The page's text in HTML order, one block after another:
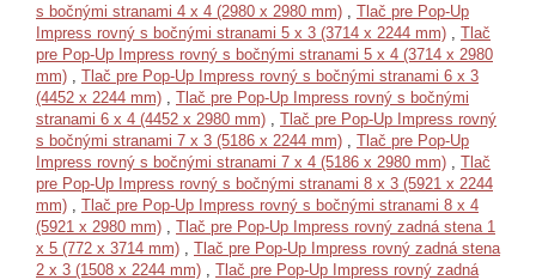
s bočnými stranami 4 x 4 (2980 x 2980 mm) , Tlač pre Pop-Up
Impress rovný s bočnými stranami 5 x 3 (3714 x 2244 mm) , Tlač
pre Pop-Up Impress rovný s bočnými stranami 5 x 4 (3714 x 2980
mm) , Tlač pre Pop-Up Impress rovný s bočnými stranami 6 x 3
(4452 x 2244 mm) , Tlač pre Pop-Up Impress rovný s bočnými
stranami 6 x 4 (4452 x 2980 mm) , Tlač pre Pop-Up Impress rovný
s bočnými stranami 7 x 3 (5186 x 2244 mm) , Tlač pre Pop-Up
Impress rovný s bočnými stranami 7 x 4 (5186 x 2980 mm) , Tlač
pre Pop-Up Impress rovný s bočnými stranami 8 x 3 (5921 x 2244
mm) , Tlač pre Pop-Up Impress rovný s bočnými stranami 8 x 4
(5921 x 2980 mm) , Tlač pre Pop-Up Impress rovný zadná stena 1
x 5 (772 x 3714 mm) , Tlač pre Pop-Up Impress rovný zadná stena
2 x 3 (1508 x 2244 mm) , Tlač pre Pop-Up Impress rovný zadná